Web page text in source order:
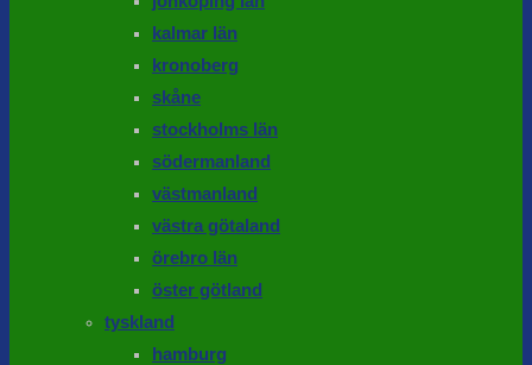
kalmar län
kronoberg
skåne
stockholms län
södermanland
västmanland
västra götaland
örebro län
öster götland
tyskland
hamburg